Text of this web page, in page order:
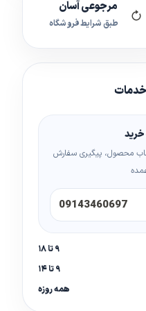
مرجوعی آسان
طبق شرایط فروشگاه
خدمات
محصول، پیگیری سفارش
09143460697
۹ تا ۱۸
۹ تا ۱۴
همه روزه